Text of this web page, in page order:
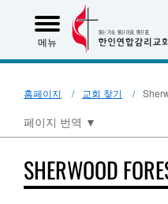
메뉴
홈페이지 교회 찾기
페이지 번역 ▼
SHERWOOD